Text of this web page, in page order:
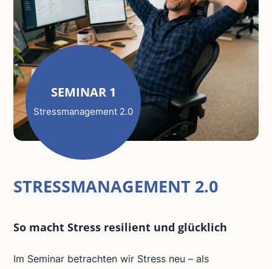
SEMINAR 1
Stressmanagement 2.0
STRESSMANAGEMENT 2.0
So macht Stress resilient und glücklich
Im Seminar betrachten wir Stress neu – als